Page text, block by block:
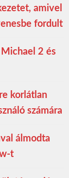
amivel
fordult
2 és
korlátlan
számára
álmodta
t